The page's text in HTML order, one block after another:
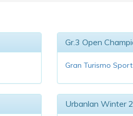
Gr.3 Open
Gran Turismo Sport
Urbanlan Winter